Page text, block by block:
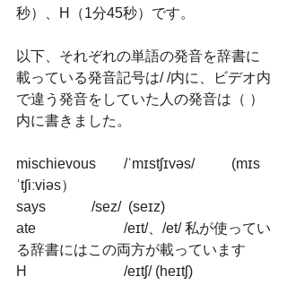
秒）、H（1分45秒）です。
以下、それぞれの単語の発音を辞書に
載っている発音記号は/ /内に、ビデオ内
で違う発音をしていた人の発音は（ ）
内に書きました。
mischievous	/ˈmɪstʃɪvəs/	(mɪs
ˈtʃiːviəs）
says		 /sez/  (seɪz)
ate			/eɪt/、/et/ 私が使ってい
る辞書にはこの両方が載っています
H		 	/eɪtʃ/ (heɪtʃ)